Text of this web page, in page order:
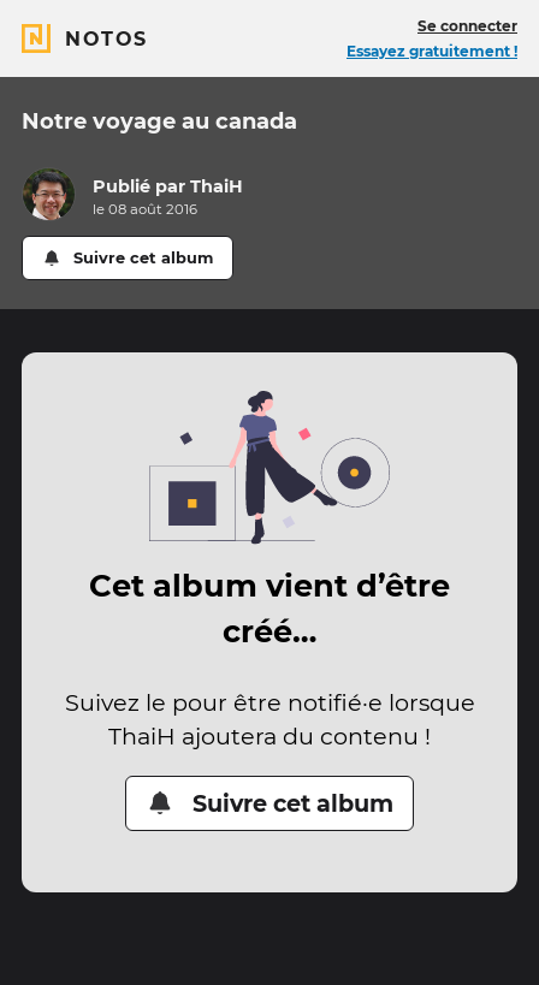
NOTOS
Se connecter
Essayez gratuitement !
Notre voyage au canada
Publié parThaiH
le 08 août 2016
Suivre cet album
Cet album vient d’être
créé…
Suivez le pour être notifié·e lorsque
ThaiH ajoutera du contenu !
Suivre cet album